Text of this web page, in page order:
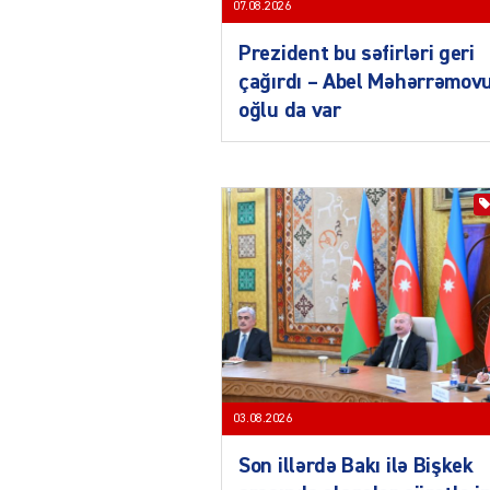
07.08.2026
Prezident bu səfirləri geri
çağırdı – Abel
oğlu da var
03.08.2026
Son illərdə Bakı ilə Bişkek